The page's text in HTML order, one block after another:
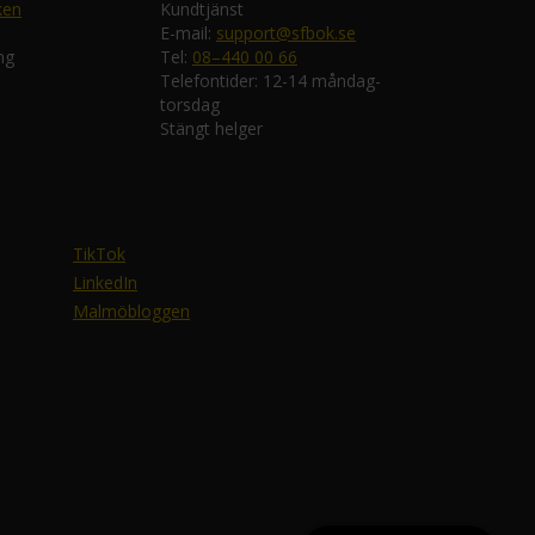
Kundtjänst
E-mail: support@sfbok.se
Tel: 08–440 00 66
Telefontider: 12-14 måndag-
torsdag
Stängt helger
TikTok
LinkedIn
Malmöbloggen